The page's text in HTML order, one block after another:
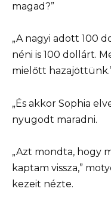
magad?”
„A nagyi adott 100
néni is 100 dollárt.
mielőtt
„És akkor Sophia
nyugodt maradni.
„Azt mondta, hogy
kaptam vissza,”
kezeit nézte.